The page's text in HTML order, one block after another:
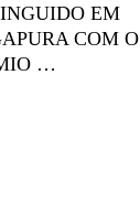
EM
COM O
…